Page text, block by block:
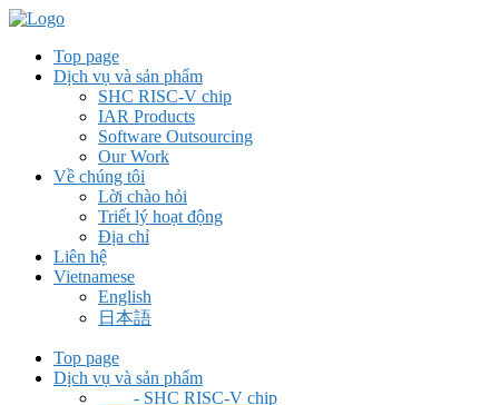
Top page
Dịch vụ và sản phẩm
SHC RISC-V chip
IAR Products
Software Outsourcing
Our Work
Về chúng tôi
Lời chào hỏi
Triết lý hoạt động
Địa chỉ
Liên hệ
Vietnamese
English
日本語
Top page
Dịch vụ và sản phẩm
- SHC RISC-V chip